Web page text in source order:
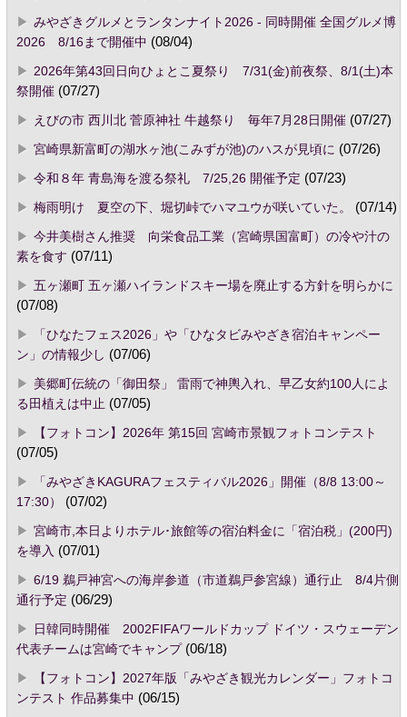
みやざきグルメとランタンナイト2026 - 同時開催 全国グルメ博
2026 8/16まで開催中 (08/04)
2026年第43回日向ひょとこ夏祭り 7/31(金)前夜祭、8/1(土)本
祭開催(07/27)
えびの市 西川北 菅原神社 牛越祭り 毎年7月28日開催(07/27)
宮崎県新富町の湖水ヶ池(こみずが池)のハスが見頃に (07/26)
令和８年 青島海を渡る祭礼 7/25,26 開催予定 (07/23)
梅雨明け 夏空の下、堀切峠でハマユウが咲いていた。
(07/14)
今井美樹さん推奨 向栄食品工業（宮崎県国富町）の冷や汁の
素を食す (07/11)
五ヶ瀬町 五ヶ瀬ハイランドスキー場を廃止する方針を明らかに
(07/08)
「ひなたフェス2026」や「ひなタビみやざき宿泊キャンペー
ン」の情報少し (07/06)
美郷町伝統の「御田祭」 雷雨で神輿入れ、早乙女約100人によ
る田植えは中止 (07/05)
【フォトコン】2026年 第15回 宮崎市景観フォトコンテスト
(07/05)
「みやざきKAGURAフェスティバル2026」開催（8/8 13:00～
17:30）
(07/02)
宮崎市,本日よりホテル･旅館等の宿泊料金に「宿泊税」(200円)
を導入 (07/01)
6/19 鵜戸神宮への海岸参道（市道鵜戸参宮線）通行止 8/4片側
通行予定 (06/29)
日韓同時開催 2002FIFAワールドカップ ドイツ・スウェーデン
代表チームは宮崎でキャンプ(06/18)
【フォトコン】2027年版「みやざき観光カレンダー」フォトコ
ンテスト 作品募集中 (06/15)